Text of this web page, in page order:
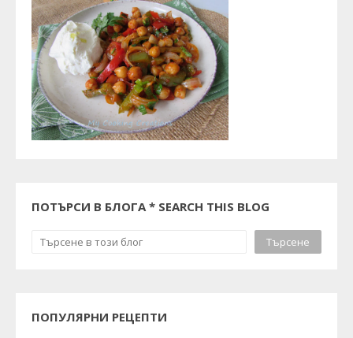
ПОТЪРСИ В БЛОГА * SEARCH THIS BLOG
ПОПУЛЯРНИ РЕЦЕПТИ